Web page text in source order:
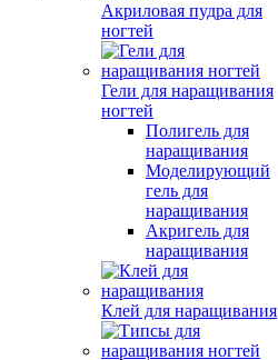
Акриловая пудра для
ногтей
Гели для наращивания
ногтей
Полигель для
наращивания
Моделирующий
гель для
наращивания
Акригель для
наращивания
Клей для наращивания